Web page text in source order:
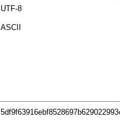
UTF-8
ASCII